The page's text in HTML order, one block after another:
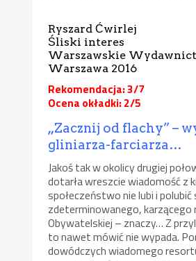
Ryszard Ćwirlej
Śliski interes
Warszawskie
Warszawa 2016
Rekomendacja: 3/7
Ocena okładki: 2/5
„Zacznij od flachy” –
gliniarza-farciarza…
Jakoś tak w okolicy drugiej
dotarła wreszcie wiadomość z
społeczeństwo nie lubi i
zdeterminowanego, karzącego
Obywatelskiej – znaczy… Z
to nawet mówić nie wypada.
dowódczych wiadomego